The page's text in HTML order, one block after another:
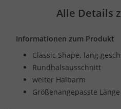
Alle Details
Informationen zum Produkt
Classic Shape, lang
Rundhalsausschnitt
weiter Halbarm
Größenangepasste